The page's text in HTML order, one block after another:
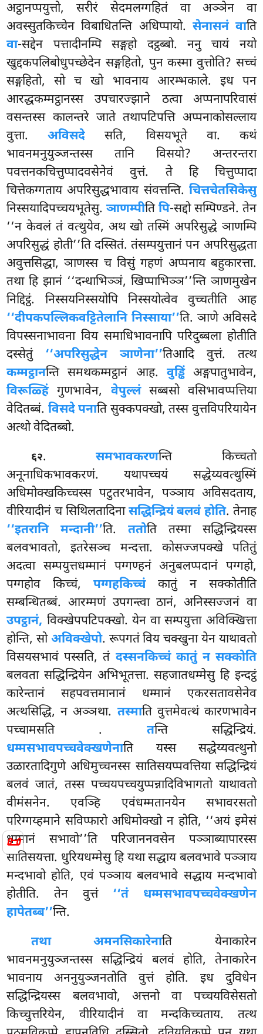
📜
अट्ठानप्पयुत्तो, सरीरं सेदमलग्गहितं वा अञ्ञेन वा
अवस्सुतकिच्चेन विबाधितन्ति अधिप्पायो. सेनासनं वाति
वा-सद्देन पत्तादीनम्पि सङ्गहो दट्ठब्बो. ननु चायं नयो
खुद्दकपलिबोधुपच्छेदेन सङ्गहितो, पुन कस्मा वुत्तोति? सच्चं
सङ्गहितो, सो च खो भावनाय आरम्भकाले. इध पन
आरद्धकम्मट्ठानस्स उपचारज्झाने ठत्वा अप्पनापरिवासं
वसन्तस्स कालन्तरे जाते तथापटिपत्ति अप्पनाकोसल्लाय
वुत्ता.अविसदे सति, विसयभूते वा. कथं
भावनमनुयुञ्जन्तस्स तानि विसयो? अन्तरन्तरा
पवत्तनकचित्तुप्पादवसेनेवं वुत्तं. ते हि चित्तुप्पादा
चित्तेकग्गताय अपरिसुद्धभावाय संवत्तन्ति. चित्तचेतसिकेसु
निस्सयादिपच्चयभूतेसु.ञाणम्पीतिपि-सद्दो सम्पिण्डने. तेन
‘‘न केवलं तं वत्थुयेव, अथ खो तस्मिं अपरिसुद्धे ञाणम्पि
अपरिसुद्धं होती’’ति दस्सितं. तंसम्पयुत्तानं पन अपरिसुद्धता
अवुत्तसिद्धा, ञाणस्स च विसुं गहणं अप्पनाय बहुकारत्ता.
तथा हि झानं ‘‘दन्धाभिञ्ञं, खिप्पाभिञ्ञ’’न्ति ञाणमुखेन
निद्दिट्ठं. निस्सयनिस्सयोपि निस्सयोत्वेव वुच्चतीति आह
‘‘दीपकपल्लिकवट्टितेलानि निस्साया’’ति. ञाणे अविसदे
विपस्सनाभावना विय समाधिभावनापि परिदुब्बला होतीति
दस्सेतुं ‘‘अपरिसुद्धेन ञाणेना’’तिआदि वुत्तं. तत्थ
कम्मट्ठानन्ति समथकम्मट्ठानं आह. वुड्ढिंअङ्गपातुभावेन,
विरूळ्हिंगुणभावेन, वेपुल्लंसब्बसो वसिभावप्पत्तिया
वेदितब्बं. विसदे पनाति सुक्कपक्खो, तस्स वुत्तविपरियायेन
अत्थो वेदितब्बो.
६२.समभावकरणन्ति किच्चतो
अनूनाधिकभावकरणं. यथापच्चयं सद्धेय्यवत्थुस्मिं
अधिमोक्खकिच्चस्स पटुतरभावेन, पञ्ञाय अविसदताय,
वीरियादीनं च सिथिलतादिनासद्धिन्द्रियं बलवं होति. तेनाह
‘‘इतरानि मन्दानी’’ति.ततोति तस्मा सद्धिन्द्रियस्स
बलवभावतो, इतरेसञ्च मन्दत्ता. कोसज्जपक्खे पतितुं
अदत्वा सम्पयुत्तधम्मानं पग्गण्हनं अनुबलप्पदानं पग्गहो,
पग्गहोव किच्चं,पग्गहकिच्चंकातुं न सक्कोतीति
सम्बन्धितब्बं. आरम्मणं उपगन्त्वा ठानं, अनिस्सज्जनं वा
उपट्ठानं, विक्खेपपटिपक्खो. येन वा सम्पयुत्ता अविक्खित्ता
होन्ति, सोअविक्खेपो. रूपगतं विय चक्खुना येन याथावतो
विसयसभावं पस्सति, तं दस्सनकिच्चं कातुं न सक्कोति
बलवता सद्धिन्द्रियेन अभिभूतत्ता. सहजातधम्मेसु हि इन्दट्ठं
कारेन्तानं सहपवत्तमानानं धम्मानं एकरसतावसेनेव
अत्थसिद्धि, न अञ्ञथा. तस्माति वुत्तमेवत्थं कारणभावेन
पच्चामसति . तन्ति सद्धिन्द्रियं.
धम्मसभावपच्चवेक्खणेनाति यस्स सद्धेय्यवत्थुनो
उळारतादिगुणे अधिमुच्चनस्स सातिसयप्पवत्तिया सद्धिन्द्रियं
बलवं जातं, तस्स पच्चयपच्चयुप्पन्नादिविभागतो याथावतो
वीमंसनेन. एवञ्हि एवंधम्मतानयेन सभावरसतो
परिग्गय्हमाने सविप्फारो अधिमोक्खो न होति, ‘‘अयं इमेसं
धम्मानं सभावो’’ति परिजाननवसेन पञ्ञाब्यापारस्स
सातिसयत्ता. धुरियधम्मेसु हि यथा सद्धाय बलवभावे पञ्ञाय
मन्दभावो होति, एवं पञ्ञाय बलवभावे सद्धाय मन्दभावो
होतीति. तेन वुत्तं ‘‘तं धम्मसभावपच्चवेक्खणेन
हापेतब्ब’’न्ति.
तथा अमनसिकारेनाति येनाकारेन
भावनमनुयुञ्जन्तस्स सद्धिन्द्रियं बलवं होति, तेनाकारेन
भावनाय अननुयुञ्जनतोति वुत्तं होति. इध दुविधेन
सद्धिन्द्रियस्स बलवभावो, अत्तनो वा पच्चयविसेसतो
किच्चुत्तरियेन, वीरियादीनं वा मन्दकिच्चताय. तत्थ